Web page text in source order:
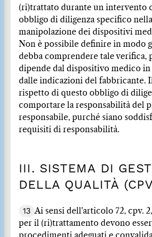
(ri)trattato durante un intervento
obbligo di diligenza specifico nella
manipolazione dei dispositivi
Non è possibile definire in modo
debba comprendere tale verifica,
dipende dal dispositivo medico in
dalle indicazioni del fabbricante.
rispetto di questo obbligo di
comportare la responsabilità del
responsabile, purché siano
requisiti di responsabilità.
III. SISTEMA DI
DELLA QUALITÀ
13 Ai sensi dell'articolo 72, cpv.
per il (ri)trattamento devono